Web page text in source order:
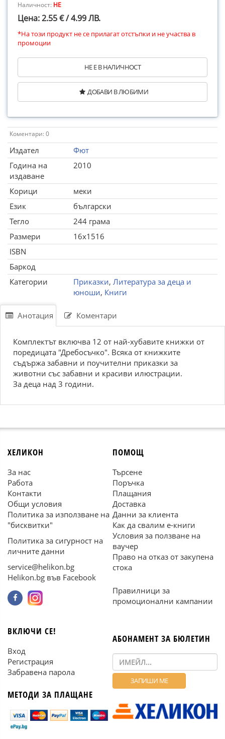
Наличност: НЕ
Цена: 2.55 € / 4.99 ЛВ.
*На този продукт не се прилагат отстъпки и не участва в
промоции
НЕ Е В НАЛИЧНОСТ
ДОБАВИ В ЛЮБИМИ
Коментари: 0
Издател
Фют
Година на
издаване
2010
Корици
меки
Език
български
Тегло
244 грама
Размери
16x1516
ISBN
Баркод
Категории
Приказки, Литература за деца и
юноши, Книги
Анотация Коментари
Комплектът включва 12 от най-хубавите книжки от
поредицата "Дребосъчко". Всяка от книжките
съдържа забавни и поучителни приказки за
животни със забавни и красиви илюстрации.
За деца над 3 години.
ХЕЛИКОН
За нас
Работа
Контакти
Общи условия
Политика за използване на
"бисквитки"
Политика за сигурност на
личните данни
service@helikon.bg
Helikon.bg във Facebook
ПОМОЩ
Търсене
Поръчка
Плащания
Доставка
Данни за клиента
Как да свалим е-книги
Условия за ползване на
ваучер
Право на отказ от закупена
стока
Правилници за
промоционални кампании
ВКЛЮЧИ СЕ!
Вход
Регистрация
Забравена парола
МЕТОДИ ЗА ПЛАЩАНЕ
АБОНАМЕНТ ЗА БЮЛЕТИН